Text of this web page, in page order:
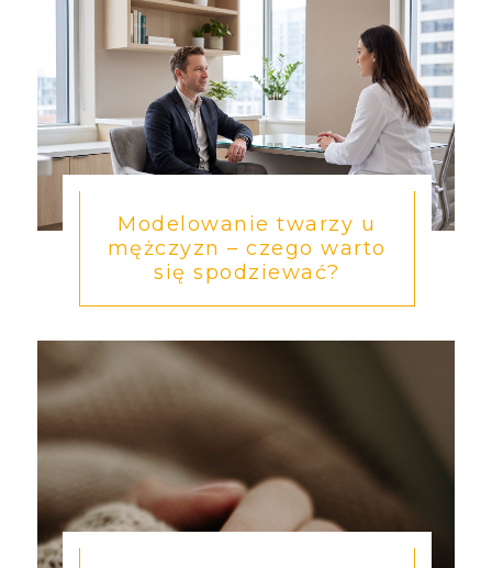
Modelowanie twarzy u
mężczyzn – czego warto
się spodziewać?